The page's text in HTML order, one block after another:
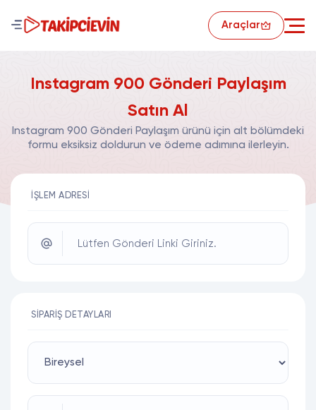
Araçlar
Instagram 900 Gönderi Paylaşım
Satın Al
Instagram 900 Gönderi Paylaşım ürünü için alt bölümdeki
formu eksiksiz doldurun ve ödeme adımına ilerleyin.
İŞLEM ADRESI
Lütfen Gönderi Linki Giriniz.
SIPARIŞ DETAYLARI